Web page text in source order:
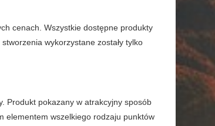
cenach. Wszystkie dostępne produkty
wykorzystane zostały tylko
Produkt pokazany w atrakcyjny sposób
elementem wszelkiego rodzaju punktów